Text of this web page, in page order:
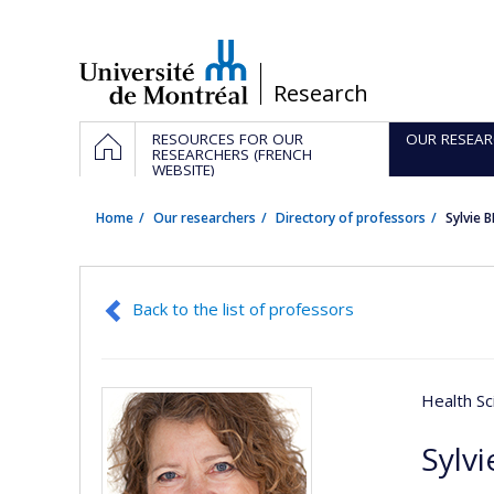
/Research
Navigation
principale
HOMERESOURCES FOR OUR
RESEARCHERS (FRENCH
WEBSITE)
OUR
Home Our researchers Directory of professors Sylvie
Back to the list of professors
Health